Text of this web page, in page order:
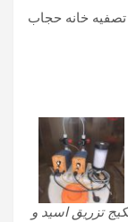
تصفیه خانه حجاب
تزریق اسید و